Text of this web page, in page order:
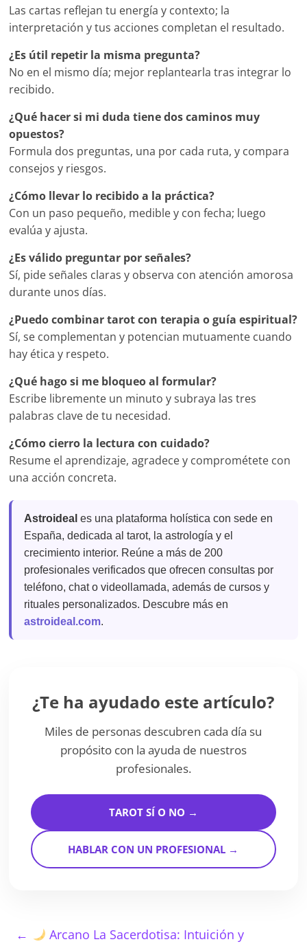
Las cartas reflejan tu energía y contexto; la
interpretación y tus acciones completan el resultado.
¿Es útil repetir la misma pregunta?
No en el mismo día; mejor replantearla tras integrar lo
recibido.
¿Qué hacer si mi duda tiene dos caminos muy
opuestos?
Formula dos preguntas, una por cada ruta, y compara
consejos y riesgos.
¿Cómo llevar lo recibido a la práctica?
Con un paso pequeño, medible y con fecha; luego
evalúa y ajusta.
¿Es válido preguntar por señales?
Sí, pide señales claras y observa con atención amorosa
durante unos días.
¿Puedo combinar tarot con terapia o guía espiritual?
Sí, se complementan y potencian mutuamente cuando
hay ética y respeto.
¿Qué hago si me bloqueo al formular?
Escribe libremente un minuto y subraya las tres
palabras clave de tu necesidad.
¿Cómo cierro la lectura con cuidado?
Resume el aprendizaje, agradece y comprométete con
una acción concreta.
Astroideal es una plataforma holística con sede en
España, dedicada al tarot, la astrología y el
crecimiento interior. Reúne a más de 200
profesionales verificados que ofrecen consultas por
teléfono, chat o videollamada, además de cursos y
rituales personalizados. Descubre más en
astroideal.com.
¿Te ha ayudado este artículo?
Miles de personas descubren cada día su
propósito con la ayuda de nuestros
profesionales.
TAROT SÍ O NO →
HABLAR CON UN PROFESIONAL →
←
Arcano La Sacerdotisa: Intuición y